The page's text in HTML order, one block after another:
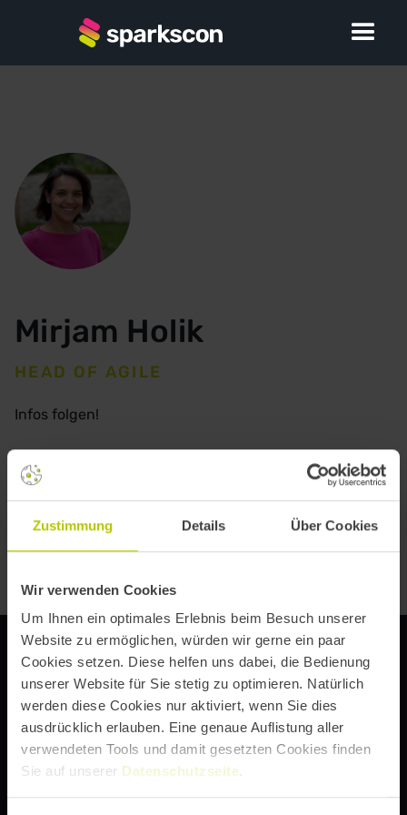
Zustimmung Details Über Cookies
Wir verwenden Cookies
Um Ihnen ein optimales Erlebnis beim Besuch unserer
Website zu ermöglichen, würden wir gerne ein paar
Cookies setzen. Diese helfen uns dabei, die Bedienung
unserer Website für Sie stetig zu optimieren. Natürlich
werden diese Cookies nur aktiviert, wenn Sie dies
ausdrücklich erlauben. Eine genaue Auflistung aller
verwendeten Tools und damit gesetzten Cookies finden
Sie auf unserer Datenschutzseite
Mirjam Holik
HEAD OF AGILE
Infos folgen!
Abonniere unseren Newsletter, um immer über Event-